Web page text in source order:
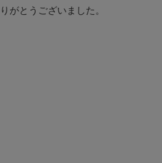
がとうございました。